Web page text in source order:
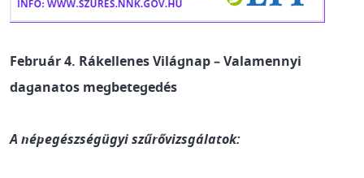
Február 4. Rákellenes Világnap – Valamennyi
daganatos megbetegedés
A népegészségügyi szűrővizsgálatok: